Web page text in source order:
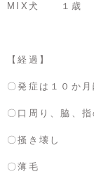
MIX犬 １歳
【経過】
〇発症は１０か月
〇口周り、脇、
〇掻き壊し
〇薄毛